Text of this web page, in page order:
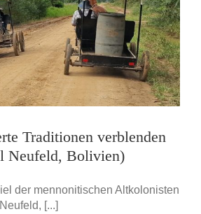
Traditionen verblenden
Neufeld, Bolivien)
der mennonitischen Altkolonisten
[...]